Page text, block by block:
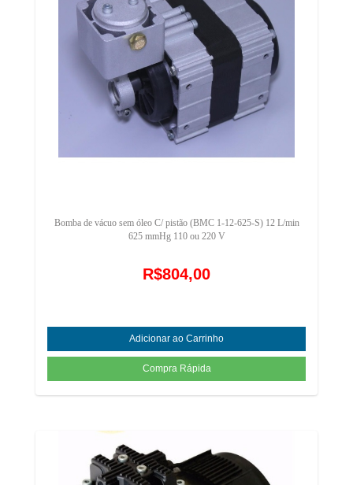
Bomba de vácuo sem óleo C/ pistão (BMC 1-12-625-S) 12 L/min
625 mmHg 110 ou 220 V
R$804,00